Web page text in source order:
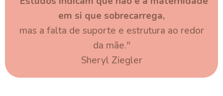
em si que sobrecarrega,
mas a falta de suporte e estrutura ao redor
da mãe."
Sheryl Ziegler